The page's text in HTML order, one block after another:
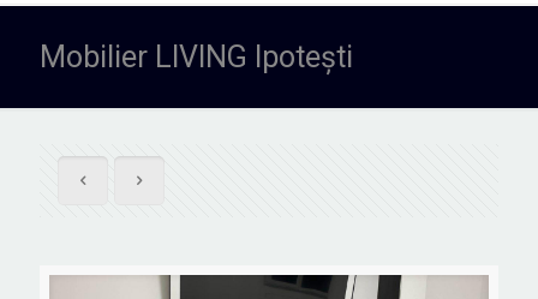
Mobilier LIVING Ipotești